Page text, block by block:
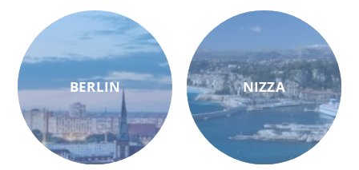
BERLIN NIZZA